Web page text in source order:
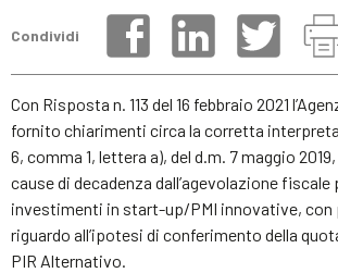
Condividi
Con Risposta n. 113 del 16 febbraio 2021
fornito chiarimenti circa la corretta
6, comma 1, lettera a), del d.m. 7 maggio
cause di decadenza dall’agevolazione
investimenti in start-up/PMI innovative, con
riguardo all’ipotesi di conferimento della
PIR Alternativo.